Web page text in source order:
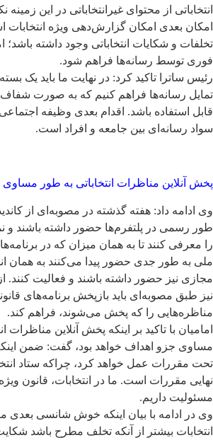
انتخاباتی از محتوای غیرانتخاباتی در این
امکان بعدی امکان گزارش‌دهی ویژه انتخابات
تخلفات و شکایات انتخاباتی وجود داشته
فوری توسط رسانه‌ها فراهم شود.
رئیس ساترا تاکید کرد: در نهایت ما باید یک
تمایل رسانه‌ها فراهم کنیم که به صورت
قابل استفاده باشد. اقدام بعدی وظیفه
سواد رسانه‌ای بین جامعه و افراد است.
پخش آنلاین مناظرات انتخاباتی به طور مساوی
وی ادامه داد: هفته گذشته در مصوبه‌ای از
طور رسمی در پلتفرم‌ها حضور داشته باشند و
را معرفی کنند تا به همان میزان که در
ملی به طور جدی حضور پیدا می‌کنند به همان
مجازی نیز حضور داشته باشند و فعالیت
نیز طبق مصوبه‌ای باید بازپخش برنامه‌های
مناظره‌هایی را که پخش می‌شوند، فراهم کند.
امامیان با تاکید بر اینکه پخش آنلاین مناظرات
مساوی جزو اهداف خواهد بود، گفت: ضمن
تحت مقررات عمل خواهد کرد، چراکه ستاد
نهایی مقررات است. ما در انتخابات، قانون
مسئولیت داریم.
وی در ادامه با بیان اینکه خوش شانسی بعدی
انتخابات بیشتر از آنکه تخلف مطرح باشد